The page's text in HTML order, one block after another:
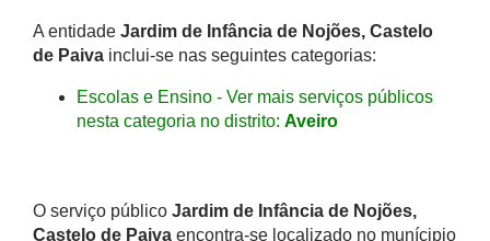
A entidade Jardim de Infância de Nojões, Castelo
de Paiva inclui-se nas seguintes categorias:
Escolas e Ensino - Ver mais serviços públicos
nesta categoria no distrito: Aveiro
O serviço público Jardim de Infância de Nojões,
Castelo de Paiva encontra-se localizado no munícipio